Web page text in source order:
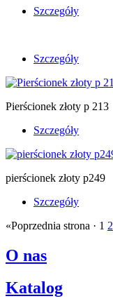
Szczegóły
Szczegóły
Pierścionek złoty p 213
Szczegóły
pierścionek złoty p249
Szczegóły
«Poprzednia strona · 1 2
O nas
Katalog